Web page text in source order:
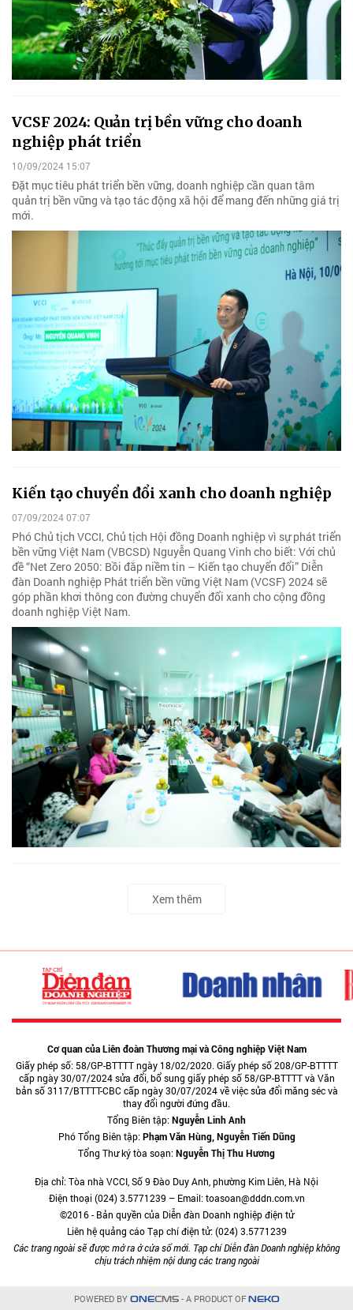
VCSF 2024: Quản trị bền vững cho doanh
nghiệp phát triển
10/09/2024 15:07
Đặt mục tiêu phát triển bền vững, doanh nghiệp cần quan tâm
quản trị bền vững và tạo tác động xã hội để mang đến những giá trị
mới.
Kiến tạo chuyển đổi xanh cho doanh nghiệp
07/09/2024 07:07
Phó Chủ tịch VCCI, Chủ tịch Hội đồng Doanh nghiệp vì sự phát triển
bền vững Việt Nam (VBCSD) Nguyễn Quang Vinh cho biết: Với chủ
đề “Net Zero 2050: Bồi đắp niềm tin – Kiến tạo chuyển đổi” Diễn
đàn Doanh nghiệp Phát triển bền vững Việt Nam (VCSF) 2024 sẽ
góp phần khơi thông con đường chuyển đổi xanh cho cộng đồng
doanh nghiệp Việt Nam.
Xem thêm
Cơ quan của Liên đoàn Thương mại và Công nghiệp Việt Nam
Giấy phép số: 58/GP-BTTTT ngày 18/02/2020. Giấy phép số 208/GP-BTTTT
cấp ngày 30/07/2024 sửa đổi, bổ sung giấy phép số 58/GP-BTTTT và Văn
bản số 3117/BTTTT-CBC cấp ngày 30/07/2024 về việc sửa đổi măng séc và
thay đổi người đứng đầu.
Tổng Biên tập:Nguyễn Linh Anh
Phó Tổng Biên tập:Phạm Văn Hùng, Nguyễn Tiến Dũng
Tổng Thư ký tòa soạn:Nguyễn Thị Thu Hương
Địa chỉ: Tòa nhà VCCI, Số 9 Đào Duy Anh, phường Kim Liên, Hà Nội
Điện thoại (024) 3.5771239 – Email: toasoan@dddn.com.vn
©2016 - Bản quyền của Diễn đàn Doanh nghiệp điện tử
Liên hệ quảng cáo Tạp chí điện tử: (024) 3.5771239
Các trang ngoài sẽ được mở ra ở cửa sổ mới. Tạp chí Diễn đàn Doanh nghiệp không
chịu trách nhiệm nội dung các trang ngoài
POWERED BY ONECMS- A PRODUCT OF NEKO